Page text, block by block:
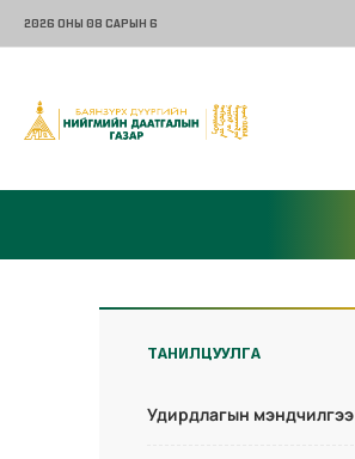
2026 ОНЫ 08 САРЫН 6
ТАНИЛЦУУЛГА
Удирдлагын мэндчилгээ